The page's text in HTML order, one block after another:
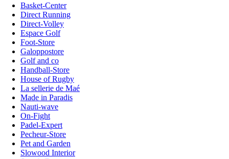
Basket-Center
Direct Running
Direct-Volley
Espace Golf
Foot-Store
Galoppostore
Golf and co
Handball-Store
House of Rugby
La sellerie de Maé
Made in Paradis
Nauti-wave
On-Fight
Padel-Expert
Pecheur-Store
Pet and Garden
Slowood Interior